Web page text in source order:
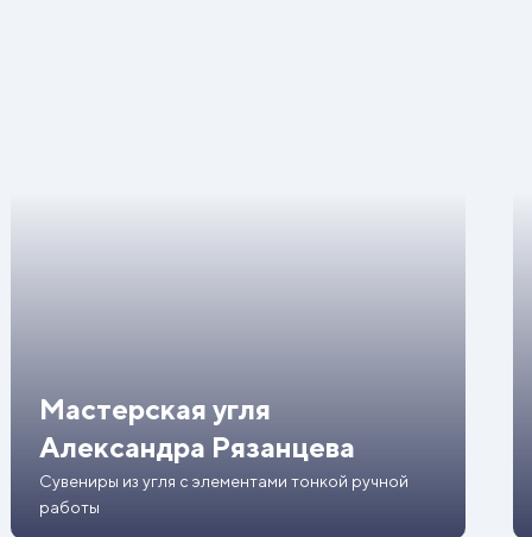
Мастерская угля
Александра Рязанцева
Сувениры из угля с элементами тонкой ручной
работы